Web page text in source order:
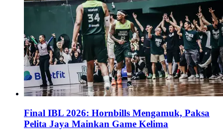
Final IBL 2026: Hornbills Mengamuk, Paksa
Pelita Jaya Mainkan Game Kelima